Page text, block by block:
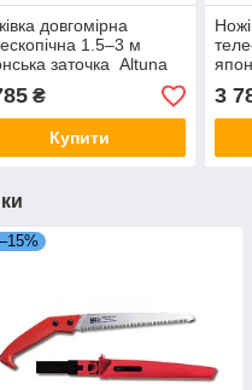
довгомірна
1.5–3 м
заточка Altuna
Іспанія
₴
Купити
3
–15%